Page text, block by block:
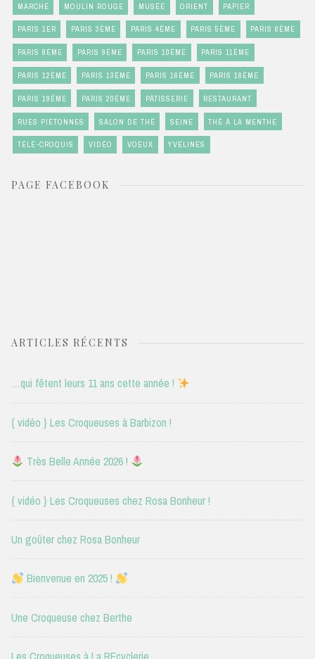
MARCHÉ MOULIN ROUGE MUSÉE ORIENT PAPIER
PARIS 1ER PARIS 3ÈME PARIS 4ÈME PARIS 5ÈME PARIS 6ÈME
PARIS 8ÈME PARIS 9ÈME PARIS 10ÈME PARIS 11ÈME
PARIS 12ÈME PARIS 13ÈME PARIS 16ÈME PARIS 18ÈME
PARIS 19ÈME PARIS 20ÈME PÂTISSERIE RESTAURANT
RUES PIÉTONNES SALON DE THÉ SEINE THÉ À LA MENTHE
TÉLÉ-CROQUIS VIDÉO VOEUX YVELINES
PAGE FACEBOOK
ARTICLES RÉCENTS
…qui fêtent leurs 11 ans cette année !
{ vidéo } Les Croqueuses à Barbizon !
Très Belle Année 2026 !
{ vidéo } Les Croqueuses chez Rosa Bonheur !
Un goûter chez Rosa Bonheur
Bienvenue en 2025 !
Une Croqueuse chez Berthe